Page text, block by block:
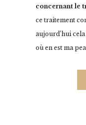
concernant le
ce traitement
aujourd’hui
où en est ma